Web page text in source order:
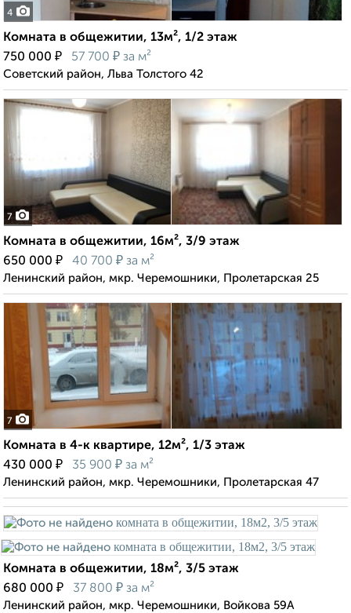
4
Комната в общежитии, 13м², 1/2 этаж
750 000 ₽ 57 700 ₽ за м²
Советский район, Льва Толстого 42
7
Комната в общежитии, 16м², 3/9 этаж
650 000 ₽ 40 700 ₽ за м²
Ленинский район, мкр. Черемошники, Пролетарская 25
7
Комната в 4-к квартире, 12м², 1/3 этаж
430 000 ₽ 35 900 ₽ за м²
Ленинский район, мкр. Черемошники, Пролетарская 47
Комната в общежитии, 18м², 3/5 этаж
680 000 ₽ 37 800 ₽ за м²
Ленинский район, мкр. Черемошники, Войкова 59А